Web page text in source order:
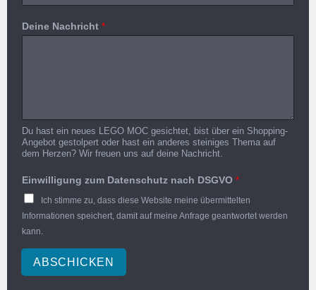
Deine Nachricht *
Du hast ein neues LEGO MOC gesichtet, bist über ein Shopping-
Angebot gestolpert oder hast ein anderes steiniges Thema auf
dem Herzen? Wir freuen uns auf deine Nachricht.
Einwilligung zum Datenschutz nach DSGVO *
Ich stimme zu, dass diese Website meine übermittelten
Informationen speichert, damit auf meine Anfrage geantwortet werden
kann.
ABSCHICKEN